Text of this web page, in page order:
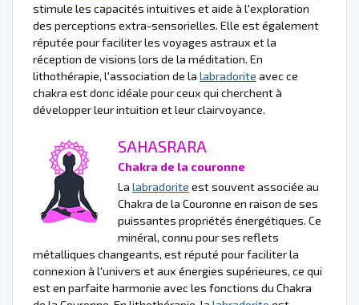
stimule les capacités intuitives et aide à l'exploration
des perceptions extra-sensorielles. Elle est également
réputée pour faciliter les voyages astraux et la
réception de visions lors de la méditation. En
lithothérapie, l'association de la labradorite avec ce
chakra est donc idéale pour ceux qui cherchent à
développer leur intuition et leur clairvoyance.
SAHASRARA
Chakra de la couronne
La labradorite est souvent associée au
Chakra de la Couronne en raison de ses
puissantes propriétés énergétiques. Ce
minéral, connu pour ses reflets
métalliques changeants, est réputé pour faciliter la
connexion à l'univers et aux énergies supérieures, ce qui
est en parfaite harmonie avec les fonctions du Chakra